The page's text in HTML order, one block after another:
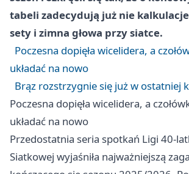
tabeli zadecydują już nie
sety i zimna głowa przy siatce.
Poczesna dopięła wicelidera, a
układać na nowo
Brąz rozstrzygnie się już w ostatniej
Poczesna dopięła wicelidera, a
układać na nowo
Przedostatnia seria spotkań Ligi 40-
Siatkowej wyjaśniła najważniejszą